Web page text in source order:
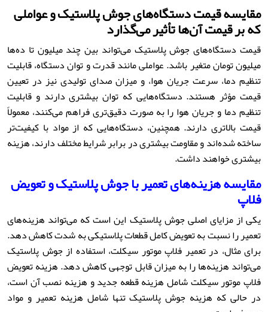
مقایسه قیمت دستگاه‌های جوش پلاستیک و عواملی
که بر قیمت آن‌ها تأثیر می‌گذارد
قیمت دستگاه‌های جوش پلاستیک می‌تواند بین چند میلیون تا ده‌ها
میلیون تومان متغیر باشد. عواملی مانند قدرت و توان دستگاه، قابلیت
تنظیم دما، سرعت جریان هوا، و میزان صدای تولیدی نیز در تعیین
قیمت مؤثر هستند. دستگاه‌هایی که توان بیشتری دارند و قابلیت
تنظیم دما و جریان هوا را به صورت دقیق‌تری فراهم می‌کنند، معمولاً
قیمت بالاتری دارند. همچنین، دستگاه‌هایی که از مواد با کیفیت‌تر
ساخته شده‌اند و مقاومت بیشتری در برابر شرایط مختلف دارند، هزینه
بیشتری خواهند داشت.
مقایسه هزینه‌های تعمیر با جوش پلاستیک و تعویض
فلاپ
یکی از مزایای اصلی جوش پلاستیک این است که می‌تواند هزینه‌های
تعمیر را نسبت به تعویض کامل قطعات پلاستیکی به شدت کاهش دهد.
برای مثال، در تعمیر فلاپ موتور سیکلت، استفاده از جوش پلاستیک
می‌تواند هزینه‌ها را به میزان قابل توجهی کاهش دهد. هزینه تعویض
فلاپ موتور سیکلت شامل هزینه قطعه جدید و هزینه نصب آن است،
در حالی که هزینه جوش پلاستیک تنها شامل هزینه تعمیر و مواد